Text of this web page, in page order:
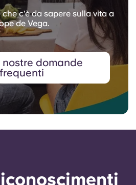
c'è da sapere sulla vita a
de Vega.
nostre domande
frequenti